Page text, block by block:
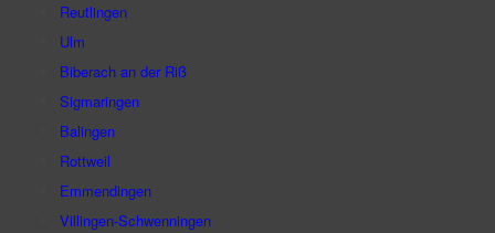
Reutlingen
Ulm
Biberach an der Riß
Sigmaringen
Balingen
Rottweil
Emmendingen
Villingen-Schwenningen